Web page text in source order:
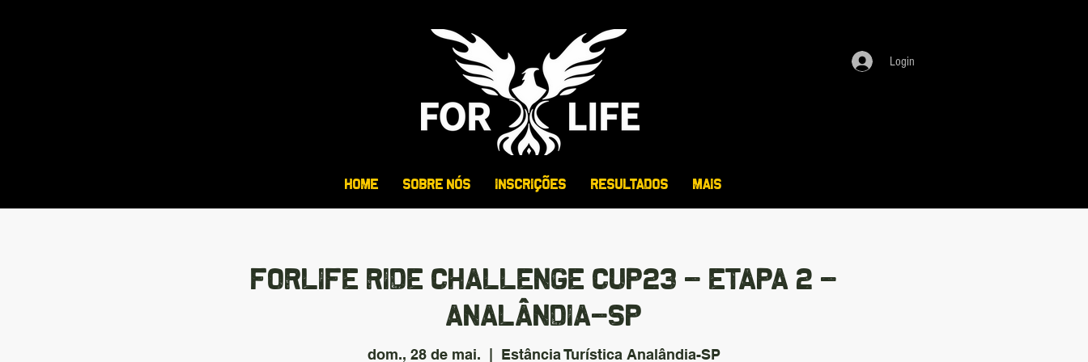
Login
HOME SOBRE NÓS INSCRIÇÕES RESULTADOS MAIS
FORLIFE RIDE CHALLENGE CUP23 - ETAPA 2 -
ANALÂNDIA-SP
dom., 28 de mai. Estância Turística Analândia-SP